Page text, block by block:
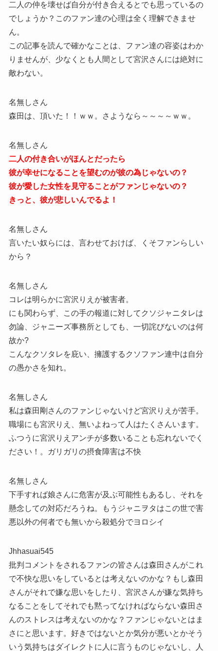
二人の仲を壊せば自分が付き合えるとでも思っているの
でしょうか？このファン達の心理は全く理解できませ
ん。
この記事を読んで確かなことは、ファン達の容姿はわか
りませんが、少なくとも人間として宮沢さんには絶対に
敵わない。
名無しさん
森田は、頂いた！！ｗｗ。さようなら～～～～ｗｗ。
名無しさん
二人の付き合いがほんとだったら
彼が幸せになることを望むのが彼の為じゃないの？
彼が愛した女性を見守ることがファンじゃないの？
きっと、彼が悲しいんでるよ！
名無しさん
言いたい奴らには、言わせておけば、くそファンらしい
から？
名無しさん
コレは明らかに宮沢りえが被害者。
にも関わらず、この手の報道に対してクソジャニタレは
勿論、ジャニーズ事務所としても、一切詫びないのは何
故か?
こんなクソタレを庇い、擁護するクソファン連中は自分
の愚かさを知れ。
名無しさん
私は森田剛さんのファンじゃないけど宮沢りえが苦手。
職場にも宮沢りえ、無いよねって人はたくさんいます。
ふつうに宮沢りえアンチが多数いることも忘れないでく
ださい！。ガリガリの摂食障害は不快
名無しさん
下手すれば娘さんに危害が及ぶ可能性もあるし、それを
懸念しての対応だろうね。もうジャニヲタはこの世で害
悪以外の何者でも無いから殺処分でヨロシイ
Jhhasuai545
批判コメントをされるファンの皆さんは森田さんがこれ
で不快な思いをしているとは考えないのかな？もし森田
さんがそれで嫌な思いをしたり、宮沢さんが嫌な気持ち
なることをしてそれでも黙ってなければならない森田さ
んのストレスは考えないのかな？ファンじゃないとはま
さにと思います。好きではないとか気分が悪いとかそう
いう気持ちはダイレクトに人に言うものじゃないし、人